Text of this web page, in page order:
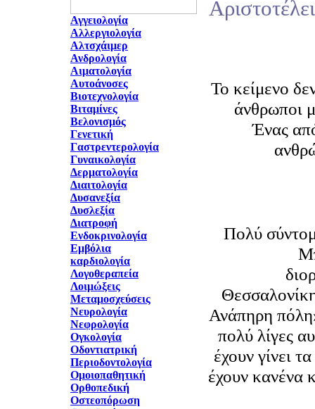
Αγγειολογία
Αλλεργιολογία
Αλτσχάιμερ
Ανδρολογία
Αιματολογία
Αυτοάνοσες
Βιοτεχνολογία
Βιταμίνες
Βελονισμός
Γενετική
Γαστρεντερολογία
Γυναικολογία
Δερματολογία
Διαιτολογία
Δυσανεξία
Δυσλεξία
Διατροφή
Ενδοκρινολογία
Εμβόλια
καρδιολογία
Λογοθεραπεία
Λοιμώξεις
Μεταμοσχεύσεις
Νευρολογία
Νεφρολογία
Ογκολογία
Οδοντιατρική
Περιοδοντολογία
Ομοιοπαθητική
Ορθοπεδική
Οστεοπόρωση
Το κείμενο
άνθρωποι
Ένας
Πολύ
Ανάπηρη
πολύ λίγες
έχουν γίνει
έχουν κανένα